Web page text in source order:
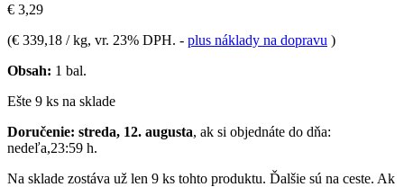
€ 3,29
(€ 339,18 / kg, vr. 23% DPH. - plus náklady na dopravu )
Obsah: 1 bal.
Ešte 9 ks na sklade
Doručenie: streda, 12. augusta, ak si objednáte do dňa:
nedeľa,23:59 h.
Na sklade zostáva už len 9 ks tohto produktu. Ďalšie sú na ceste. Ak